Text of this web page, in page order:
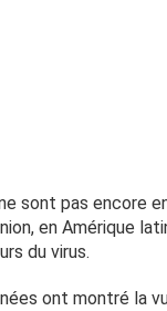
sont pas encore
en Amérique
du virus.
ont montré la